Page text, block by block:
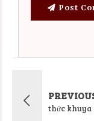
Post
thức khuya